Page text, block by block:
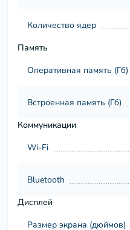
Количество ядер
Память
Оперативная память (Гб)
Встроенная память (Гб)
Коммуникации
Wi-Fi
Bluetooth
Дисплей
Размер экрана (дюймов)